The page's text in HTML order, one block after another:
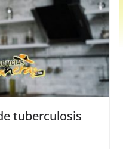
tuberculosis